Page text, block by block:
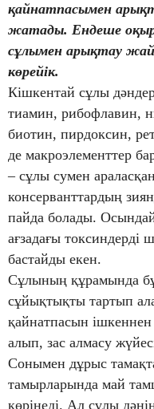
қайнатпасымен
жатады. Ендеше
сұлымен арықтау
көрейік.
Кішкентай сұлы
тиамин, рибофлавин,
биотин, пирдоксин,
де макроэлементтер
– сұлы сумен
консерванттардың
пайда болады.
ағзадағы токсиндерді
бастайды екен.
Сұлының құрамында
сұйықтықты тартып
қайнатпасын ішкеннен
алып, зас алмасу
Сонымен дұрыс
тамырларында май
көрінеді. Ал сұлы